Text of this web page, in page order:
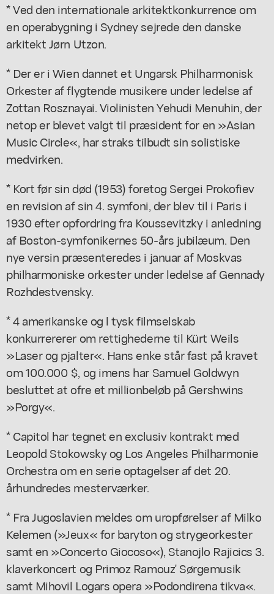
* Ved den internationale arkitektkonkurrence om
en operabygning i Sydney sejrede den danske
arkitekt Jørn Utzon.
* Der er i Wien dannet et Ungarsk Philharmonisk
Orkester af flygtende musikere under ledelse af
Zottan Rosznayai. Violinisten Yehudi Menuhin, der
netop er blevet valgt til præsident for en »Asian
Music Circle«, har straks tilbudt sin solistiske
medvirken.
* Kort før sin død (1953) foretog Sergei Prokofiev
en revision af sin 4. symfoni, der blev til i Paris i
1930 efter opfordring fra Koussevitzky i anledning
af Boston-symfonikernes 50-års jubilæum. Den
nye versin præsenteredes i januar af Moskvas
philharmoniske orkester under ledelse af Gennady
Rozhdestvensky.
* 4 amerikanske og l tysk filmselskab
konkurrererer om rettighederne til Kürt Weils
»Laser og pjalter«. Hans enke står fast på kravet
om 100.000 $, og imens har Samuel Goldwyn
besluttet at ofre et millionbeløb på Gershwins
»Porgy«.
* Capitol har tegnet en exclusiv kontrakt med
Leopold Stokowsky og Los Angeles Philharmonie
Orchestra om en serie optagelser af det 20.
århundredes mesterværker.
* Fra Jugoslavien meldes om uropførelser af Milko
Kelemen (»Jeux« for baryton og strygeorkester
samt en »Concerto Giocoso«), Stanojlo Rajicics 3.
klaverkoncert og Primoz Ramouz' Sørgemusik
samt Mihovil Logars opera »Podondirena tikva«.